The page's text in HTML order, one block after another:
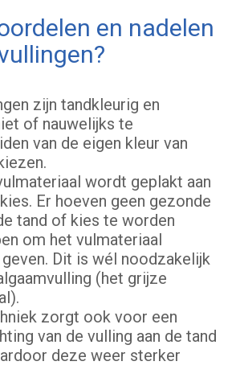
en nadelen
zijn tandkleurig en
of nauwelijks te
van de eigen kleur van
wordt geplakt aan
Er hoeven geen gezonde
tand of kies te worden
om het vulmateriaal
Dit is wél noodzakelijk
(het grijze
zorgt ook voor een
van de vulling aan de tand
deze weer sterker